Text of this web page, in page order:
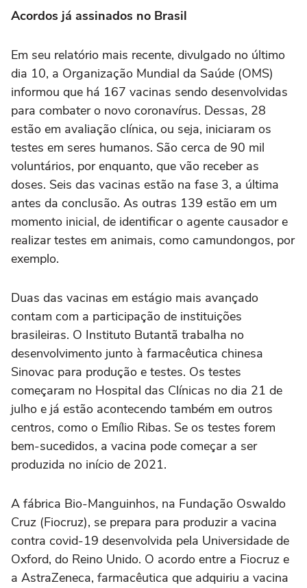
Acordos já assinados no Brasil
Em seu relatório mais recente, divulgado no último
dia 10, a Organização Mundial da Saúde (OMS)
informou que há 167 vacinas sendo desenvolvidas
para combater o novo coronavírus. Dessas, 28
estão em avaliação clínica, ou seja, iniciaram os
testes em seres humanos. São cerca de 90 mil
voluntários, por enquanto, que vão receber as
doses. Seis das vacinas estão na fase 3, a última
antes da conclusão. As outras 139 estão em um
momento inicial, de identificar o agente causador e
realizar testes em animais, como camundongos, por
exemplo.
Duas das vacinas em estágio mais avançado
contam com a participação de instituições
brasileiras. O Instituto Butantã trabalha no
desenvolvimento junto à farmacêutica chinesa
Sinovac para produção e testes. Os testes
começaram no Hospital das Clínicas no dia 21 de
julho e já estão acontecendo também em outros
centros, como o Emílio Ribas. Se os testes forem
bem-sucedidos, a vacina pode começar a ser
produzida no início de 2021.
A fábrica Bio-Manguinhos, na Fundação Oswaldo
Cruz (Fiocruz), se prepara para produzir a vacina
contra covid-19 desenvolvida pela Universidade de
Oxford, do Reino Unido. O acordo entre a Fiocruz e
a AstraZeneca, farmacêutica que adquiriu a vacina